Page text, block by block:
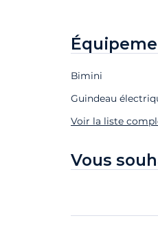
Bimini
Guindeau
Voir la liste
Vous